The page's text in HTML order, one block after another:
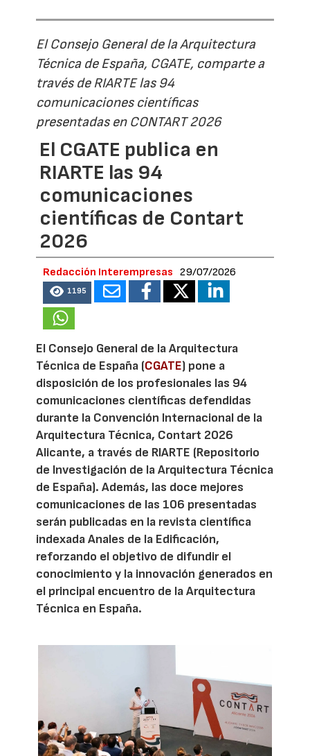
El Consejo General de la Arquitectura
Técnica de España, CGATE, comparte a
través de RIARTE las 94
comunicaciones científicas
presentadas en CONTART 2026
El CGATE publica en
RIARTE las 94
comunicaciones
científicas de Contart
2026
Redacción Interempresas 29/07/2026
1195
El Consejo General de la Arquitectura
Técnica de España (CGATE) pone a
disposición de los profesionales las 94
comunicaciones científicas defendidas
durante la Convención Internacional de la
Arquitectura Técnica, Contart 2026
Alicante, a través de RIARTE (Repositorio
de Investigación de la Arquitectura Técnica
de España). Además, las doce mejores
comunicaciones de las 106 presentadas
serán publicadas en la revista científica
indexada Anales de la Edificación,
reforzando el objetivo de difundir el
conocimiento y la innovación generados en
el principal encuentro de la Arquitectura
Técnica en España.